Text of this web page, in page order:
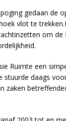
gedaan de
vlot te
om
Ruimte een
stuurde daags
zaken